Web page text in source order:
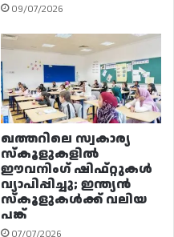
09/07/2026
ഖത്തറിലെ സ്വകാര്യ
സ്കൂളുകളിൽ
ഈവനിംഗ് ഷിഫ്റ്റുകൾ
വ്യാപിപ്പിച്ചു; ഇന്ത്യൻ
സ്കൂളുകൾക്ക് വലിയ
പങ്ക്